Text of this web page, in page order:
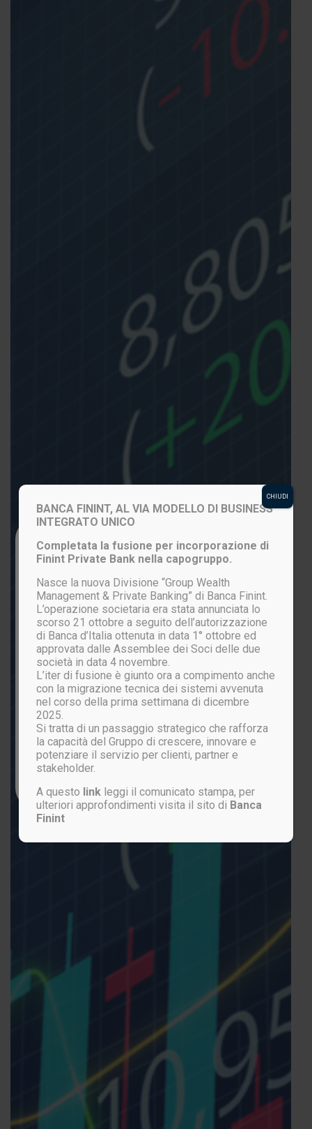
Login to your account
ACCEDI
Password persa?
Non sei ancora registrato?
BANCA FININT, AL VIA MODELLO DI BUSINESS
INTEGRATO UNICO
Completata la fusione per incorporazione di
Finint Private Bank nella capogruppo.
Nasce la nuova Divisione “Group Wealth
Management & Private Banking” di Banca Finint.
L’operazione societaria era stata annunciata lo
scorso 21 ottobre a seguito dell’autorizzazione
di Banca d’Italia ottenuta in data 1° ottobre ed
approvata dalle Assemblee dei Soci delle due
società in data 4 novembre.
L’iter di fusione è giunto ora a compimento anche
con la migrazione tecnica dei sistemi avvenuta
nel corso della prima settimana di dicembre
2025.
Si tratta di un passaggio strategico che rafforza
la capacità del Gruppo di crescere, innovare e
potenziare il servizio per clienti, partner e
stakeholder.
A questo link leggi il comunicato stampa, per
ulteriori approfondimenti visita il sito di Banca
Finint
CHIUDI